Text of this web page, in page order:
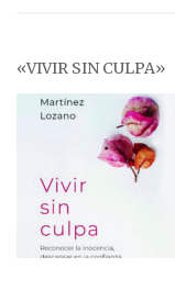
«VIVIR SIN CULPA»